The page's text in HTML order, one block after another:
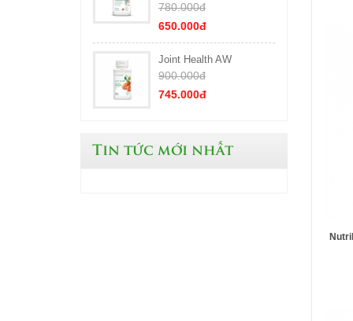
780.000đ
650.000đ
Joint Health AW
900.000đ
745.000đ
Tin tức mới nhất